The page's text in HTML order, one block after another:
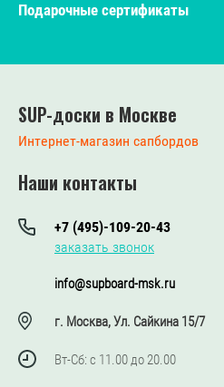
Подарочные сертификаты
SUP-доски в Москве
Интернет-магазин сапбордов
Наши контакты
+7 (495)-109-20-43
заказать звонок
info@supboard-msk.ru
г. Москва, Ул. Сайкина 15/7
Вт-Сб: с 11.00 до 20.00